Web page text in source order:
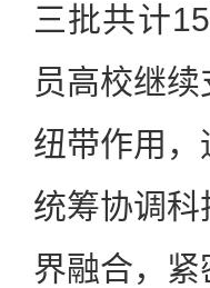
三批共计
员高校继
纽带作用
统筹协调
界融合，